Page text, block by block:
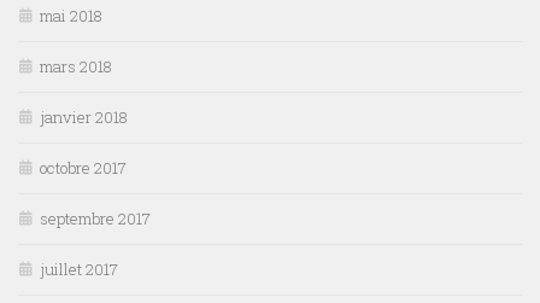
mai 2018
mars 2018
janvier 2018
octobre 2017
septembre 2017
juillet 2017